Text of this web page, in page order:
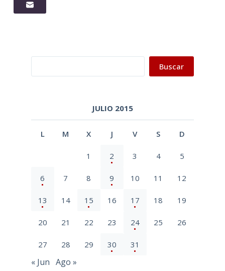
Buscar
JULIO 2015
L M X J V S D
1 2 3 4 5
6 7 8 9 10 11 12
13 14 15 16 17 18 19
20 21 22 23 24 25 26
27 28 29 30 31
« Jun Ago »